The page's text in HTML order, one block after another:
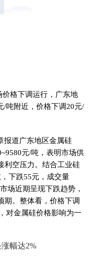
价格下调运行，广东地
/吨附近，价格下调20元/
报道广东地区金属硅
元/吨，表明市场供
利空压力。结合工业硅
下跌55元，成交量
场近期呈现下跌趋势，
期。整体看，价格下调
对金属硅价格影响为一
幅达2%